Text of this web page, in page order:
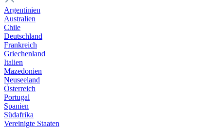
Argentinien
Australien
Chile
Deutschland
Frankreich
Griechenland
Italien
Mazedonien
Neuseeland
Österreich
Portugal
Spanien
Südafrika
Vereinigte Staaten